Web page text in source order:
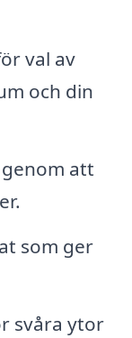
val av
och din
att
som ger
svåra ytor